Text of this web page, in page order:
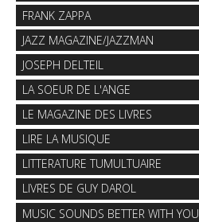
FRANK ZAPPA
JAZZ MAGAZINE/JAZZMAN
JOSEPH DELTEIL
LA SOEUR DE L'ANGE
LE MAGAZINE DES LIVRES
LIRE LA MUSIQUE
LITTERATURE TUMULTUAIRE
LIVRES DE GUY DAROL
MUSIC SOUNDS BETTER WITH YOU